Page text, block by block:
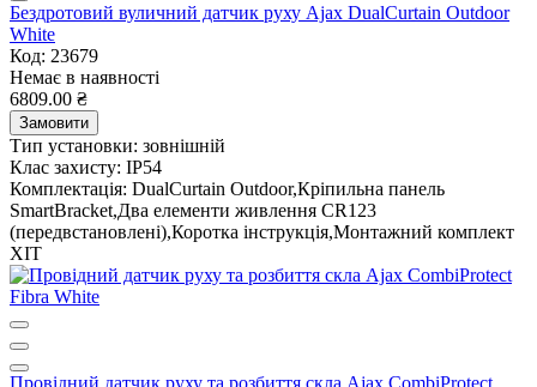
Бездротовий вуличний датчик руху Ajax DualCurtain Outdoor
White
Код: 23679
Немає в наявності
6809.00 ₴
Замовити
Тип установки: зовнішній
Клас захисту: IP54
Комплектація: DualCurtain Outdoor,Кріпильна панель
SmartBracket,Два елементи живлення CR123
(передвстановлені),Коротка інструкція,Монтажний комплект
ХІТ
Провідний датчик руху та розбиття скла Ajax CombiProtect